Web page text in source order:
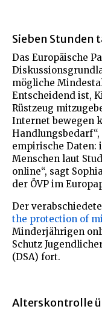
Sieben Stunden
Das Europäische
mögliche
Entscheidend ist,
Rüstzeug
Internet bewegen
empirische Daten:
Menschen laut
online“, sagt
der ÖVP im
Der
the protection of
Minderjährigen
Schutz
(DSA) fort.
Alterskontrolle